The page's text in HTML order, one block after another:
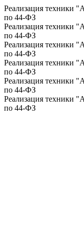
Реализация техники
по 44-ФЗ
Реализация техники
по 44-ФЗ
Реализация техники
по 44-ФЗ
Реализация техники
по 44-ФЗ
Реализация техники
по 44-ФЗ
Реализация техники
по 44-ФЗ